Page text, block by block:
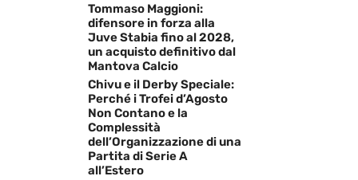
Tommaso Maggioni:
difensore in forza alla
Juve Stabia fino al 2028,
un acquisto definitivo dal
Mantova Calcio
Chivu e il Derby Speciale:
Perché i Trofei d’Agosto
Non Contano e la
Complessità
dell’Organizzazione di una
Partita di Serie A
all’Estero